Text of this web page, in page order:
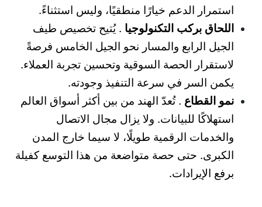
استمرار الدعم خيارًا منطقيًا، وليس استثناءً.
اللحاق بركب التكنولوجيا . يُتيح تخصيص طيف
الجيل الرابع والمسار نحو الجيل الخامس فرصةً
لاستقرار الحصة السوقية وتحسين تجربة العملاء.
يكمن السر في سرعة التنفيذ وجودته.
نمو القطاع . تُعدّ الهند من بين أكثر أسواق العالم
استهلاكًا للبيانات. ولا يزال مجال الاتصال
والخدمات الرقمية طويلًا، لا سيما خارج المدن
الكبرى. حتى حصة متواضعة من هذا التوسع كفيلة
برفع الإيرادات.